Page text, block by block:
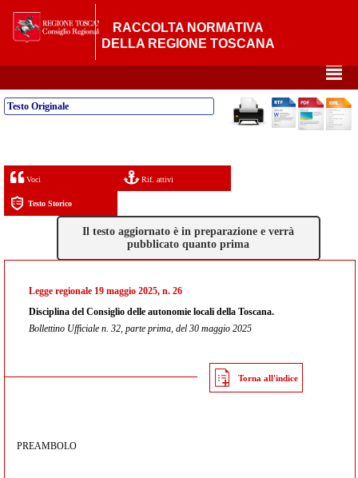
RACCOLTA NORMATIVA
DELLA REGIONE TOSCANA
²
Testo Originale
Voci Rif. attivi
Testo Storico
Il testo aggiornato è in preparazione e verrà
pubblicato quanto prima
Legge regionale 19 maggio 2025, n. 26
Disciplina del Consiglio delle autonomie locali della Toscana.
Bollettino Ufficiale n. 32, parte prima, del 30 maggio 2025
Torna all'indice
PREAMBOLO